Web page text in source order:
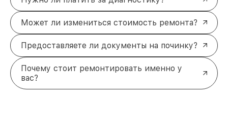
Может ли измениться стоимость ремонта?
Предоставляете ли документы на починку?
Почему стоит ремонтировать именно у
вас?